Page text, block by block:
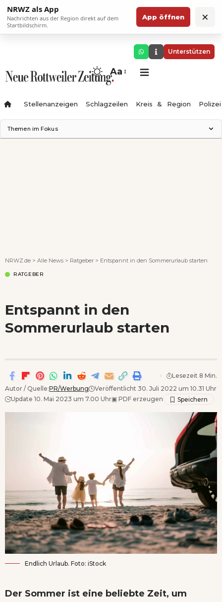
NRWZ als App
Nachrichten aus der Region direkt auf dem
Startbildschirm.
App öffnen ×
Unterstützen
Aa
Stellenanzeigen Schlagzeilen Kreis & Region Polizei
Themen im Fokus
NRWZ.de > Alle News > Ratgeber > Entspannt in den Sommerurlaub starten
RATGEBER
Entspannt in den
Sommerurlaub starten
Autor / Quelle:PR/Werbung
Veröffentlicht 30. Juli 2022 um 10.31 Uhr
Update 10. Mai 2023 um 7.00 Uhr▣ PDF erzeugen
Lesezeit 8 Min.
Endlich Urlaub. Foto: iStock
Der Sommer ist eine beliebte Zeit, um